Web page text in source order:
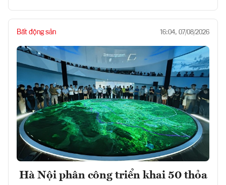
Bất động sản 16:04, 07/08/2026
Hà Nội phân công triển khai 50 thỏa